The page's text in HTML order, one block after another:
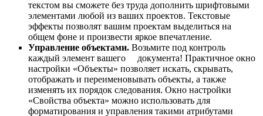
текстом вы сможете без труда дополнить шрифтовыми
элементами любой из ваших проектов. Текстовые
эффекты позволят вашим проектам выделиться на
общем фоне и произвести яркое впечатление.
Управление объектами. Возьмите под контроль
каждый элемент вашего документа! Практичное окно
настройки «Объекты» позволяет искать, скрывать,
отображать и переименовывать объекты, а также
изменять их порядок следования. Окно настройки
«Свойства объекта» можно использовать для
форматирования и управления такими атрибутами